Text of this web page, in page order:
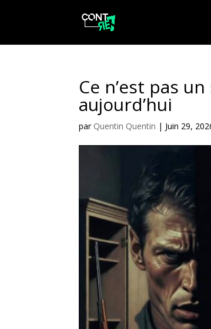
Ce n’est pas
aujourd’hui
par Quentin Quentin | Juin 29,